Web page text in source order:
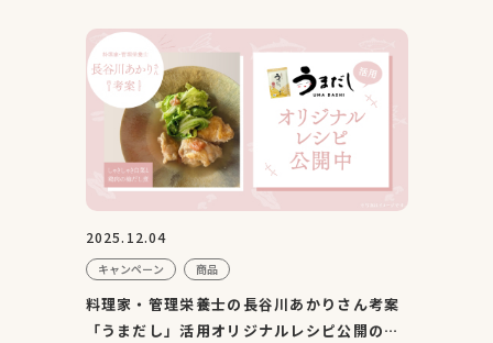
2025.12.04
キャンペーン 商品
料理家・管理栄養士の長谷川あかりさん考案
「うまだし」活用オリジナルレシピ公開のお